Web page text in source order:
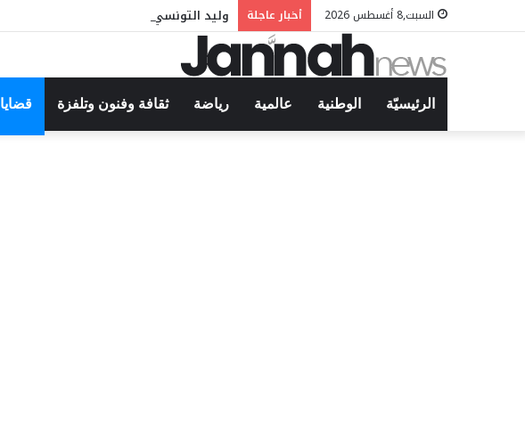
السبت,8 أغسطس 2026 أخبار عاجلة وليد التونسي في مهرجان بوقرنين: سهرة
الرئيسيّة الوطنية عالمية رياضة ثقافة وفنون وتلفزة